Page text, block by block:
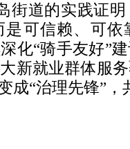
街道的实践证
是可信赖、可依
化“骑手友好”
新就业群体服
成“治理先锋”